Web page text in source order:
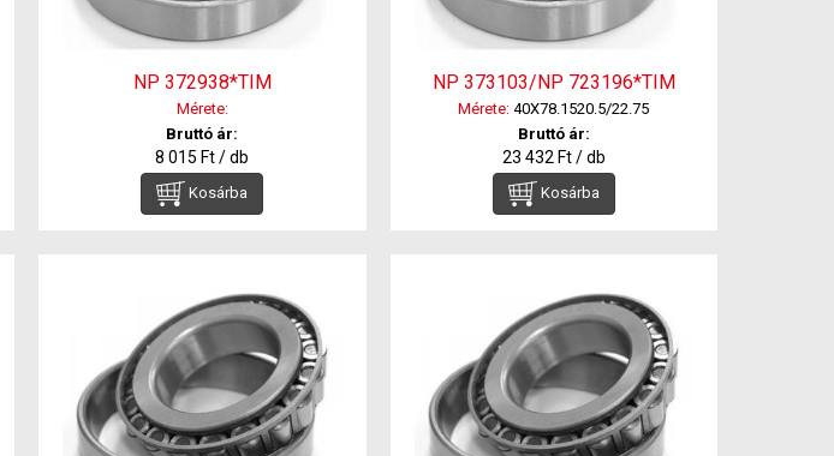
NP 372938*TIM
Mérete:
Bruttó ár:
8 015 Ft / db
Kosárba
NP 373103/NP 723196*TIM
Mérete: 40X78.1520.5/22.75
Bruttó ár:
23 432 Ft / db
Kosárba